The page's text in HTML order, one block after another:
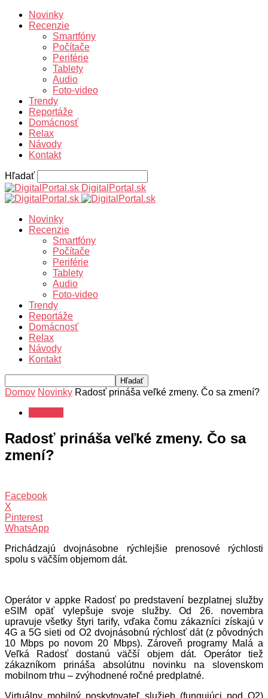
Novinky
Recenzie
Smartfóny
Počítače
Periférie
Tablety
Audio
Foto-video
Trendy
Reportáže
Domácnosť
Relax
Návody
Kontakt
Hľadať
DigitalPortal.sk
Novinky
Recenzie
Smartfóny
Počítače
Periférie
Tablety
Audio
Foto-video
Trendy
Reportáže
Domácnosť
Relax
Návody
Kontakt
Domov Novinky Radosť prináša veľké zmeny. Čo sa zmení?
Radosť prináša veľké zmeny. Čo sa
zmení?
Facebook
X
Pinterest
WhatsApp
Prichádzajú dvojnásobne rýchlejšie prenosové rýchlosti
spolu s väčším objemom dát.
Operátor v appke Radosť po predstavení bezplatnej služby
eSIM opäť vylepšuje svoje služby. Od 26. novembra
upravuje všetky štyri tarify, vďaka čomu zákazníci získajú v
4G a 5G sieti od O2 dvojnásobnú rýchlosť dát (z pôvodných
10 Mbps po novom 20 Mbps). Zároveň programy Malá a
Veľká Radosť dostanú väčší objem dát. Operátor tiež
zákazníkom prináša absolútnu novinku na slovenskom
mobilnom trhu – zvýhodnené ročné predplatné.
Virtuálny mobilný poskytovateľ služieb (fungujúci pod O2)